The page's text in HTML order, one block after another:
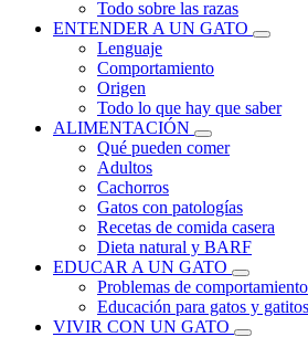
Todo sobre las razas
ENTENDER A UN GATO
Lenguaje
Comportamiento
Origen
Todo lo que hay que saber
ALIMENTACIÓN
Qué pueden comer
Adultos
Cachorros
Gatos con patologías
Recetas de comida casera
Dieta natural y BARF
EDUCAR A UN GATO
Problemas de comportamiento
Educación para gatos y gatitos
VIVIR CON UN GATO